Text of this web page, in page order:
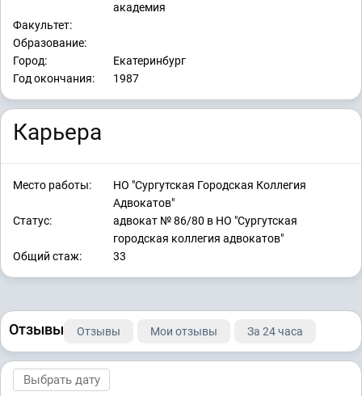
академия
Факультет:
Образование:
Город:
Екатеринбург
Год окончания:
1987
Карьера
Место работы:
НО "Сургутская Городская Коллегия
Адвокатов"
Статус:
адвокат № 86/80 в НО "Сургутская
городская коллегия адвокатов"
Общий стаж:
33
Отзывы Отзывы Мои отзывы За 24 часа